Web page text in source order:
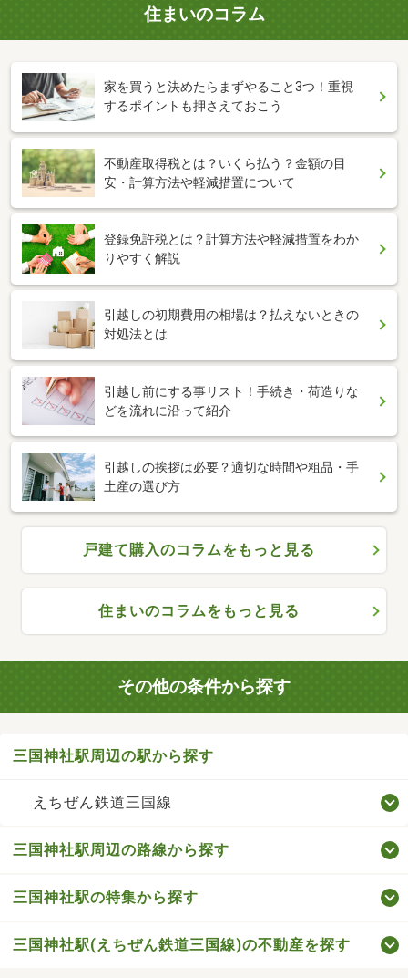
住まいのコラム
家を買うと決めたらまずやること3つ！重視
するポイントも押さえておこう
不動産取得税とは？いくら払う？金額の目
安・計算方法や軽減措置について
登録免許税とは？計算方法や軽減措置をわか
りやすく解説
引越しの初期費用の相場は？払えないときの
対処法とは
引越し前にする事リスト！手続き・荷造りな
どを流れに沿って紹介
引越しの挨拶は必要？適切な時間や粗品・手
土産の選び方
戸建て購入のコラムをもっと見る
住まいのコラムをもっと見る
その他の条件から探す
三国神社駅周辺の駅から探す
えちぜん鉄道三国線
三国神社駅周辺の路線から探す
三国神社駅の特集から探す
三国神社駅(えちぜん鉄道三国線)の不動産を探す